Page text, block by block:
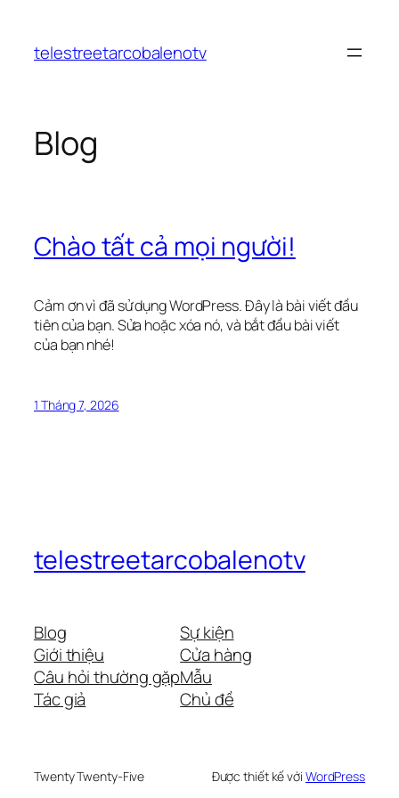
phầntelestreetarcobalenotv
Blog
Chào tất cả mọi người!
Cảm ơn vì đã sử dụng WordPress. Đây là bài viết đầu
tiên của bạn. Sửa hoặc xóa nó, và bắt đầu bài viết
của bạn nhé!
1 Tháng 7, 2026
telestreetarcobalenotv
Blog
Giới thiệu
Câu hỏi thường gặp
Tác giả
Sự kiện
Cửa hàng
Mẫu
Chủ đề
Twenty Twenty-Five Được thiết kế với WordPress